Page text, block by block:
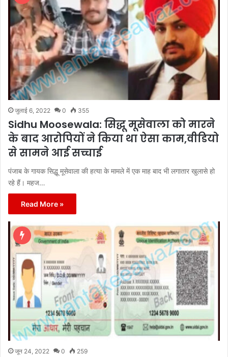
जुलाई 6, 2022 0 355
Sidhu Moosewala: सिद्धू मूसेवाला को मारने
के बाद आरोपियों ने किया था ऐसा काम,वीडियो
से सामने आई सच्चाई
पंजाब के गायक सिद्धू मूसेवाला की हत्या के मामले में एक माह बाद भी लगातार खुलासे हो
रहे हैं। महज…
Read More »
जून 24, 2022 0 259